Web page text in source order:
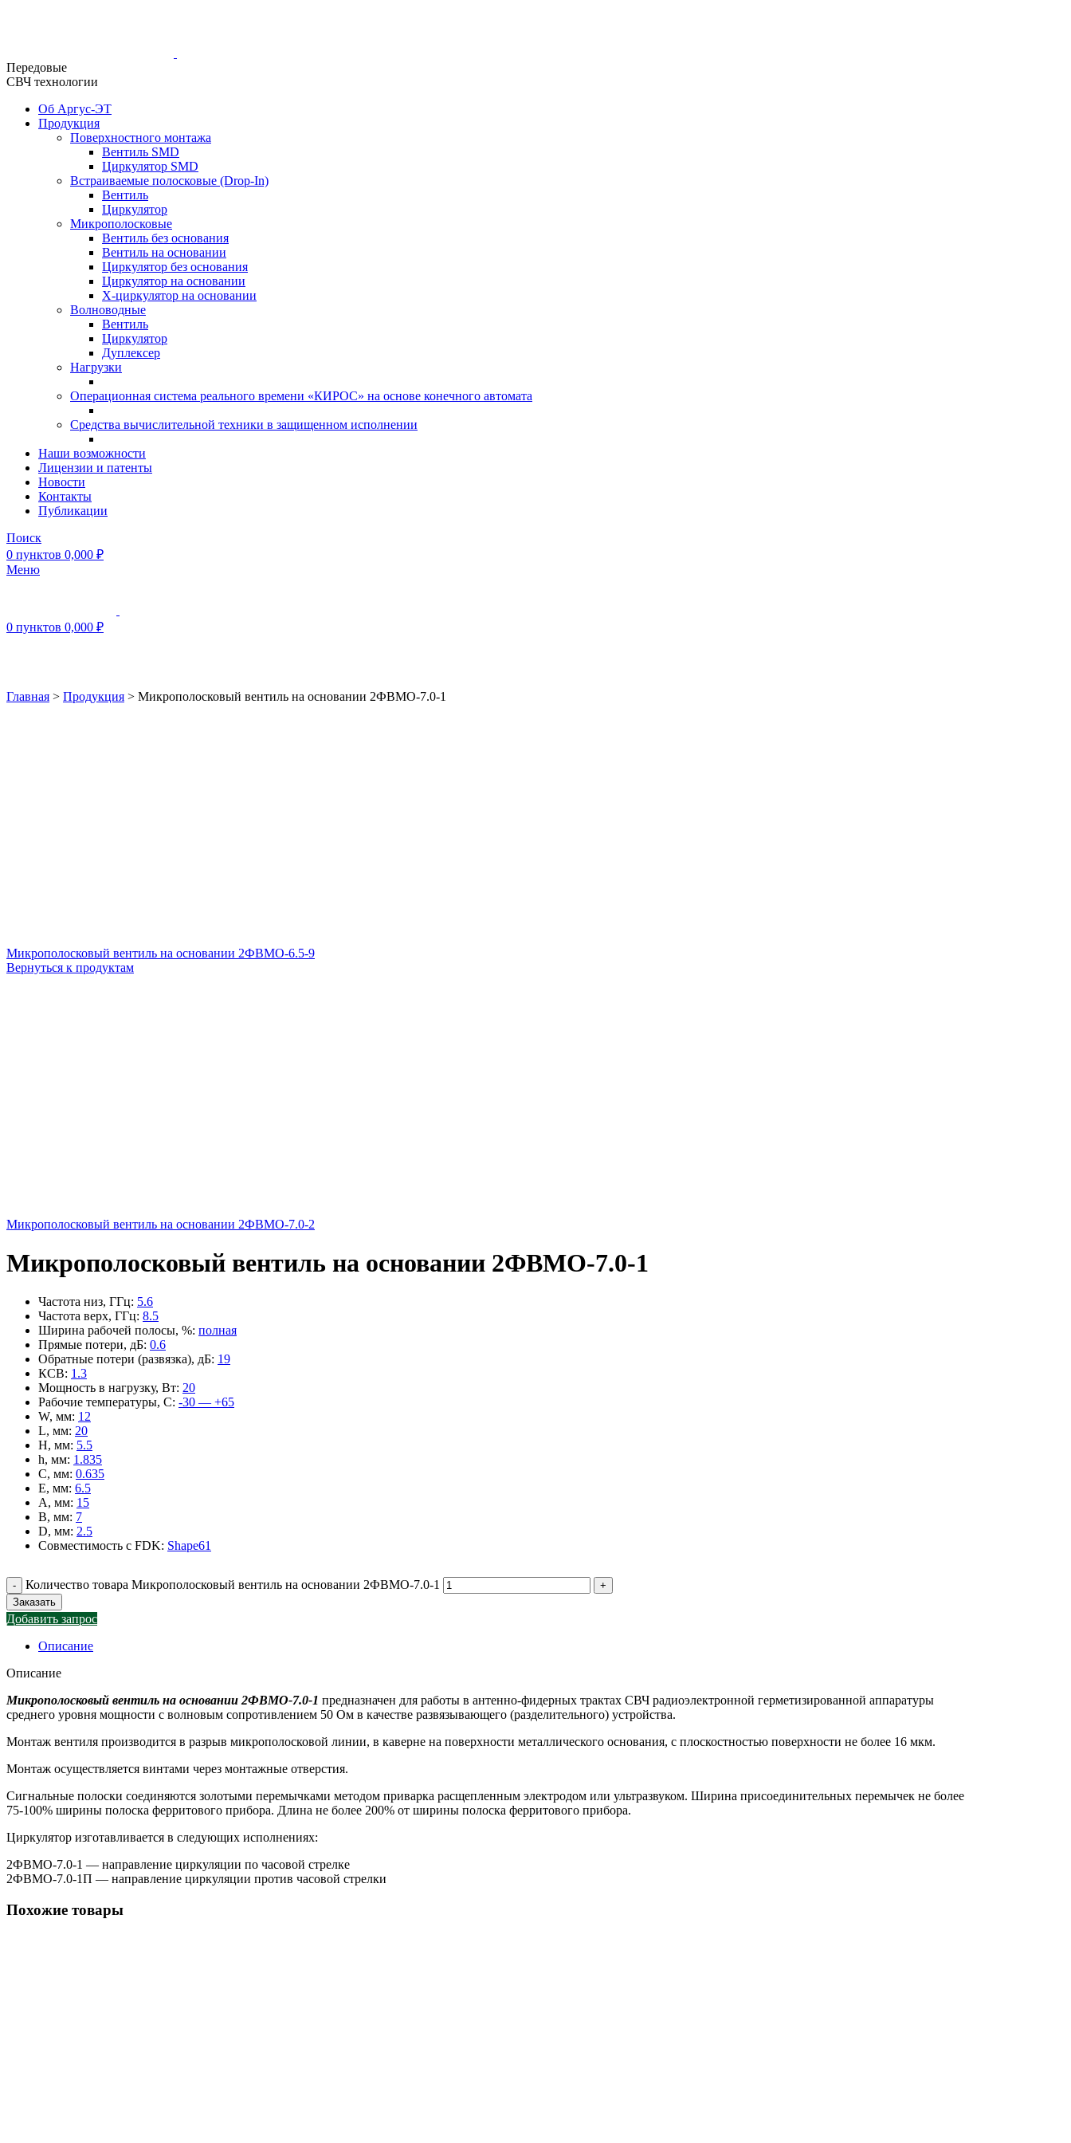
Передовые
СВЧ технологии
Об Аргус-ЭТ
Продукция
Поверхностного монтажа
Вентиль SMD
Циркулятор SMD
Встраиваемые полосковые (Drop-In)
Вентиль
Циркулятор
Микрополосковые
Вентиль без основания
Вентиль на основании
Циркулятор без основания
Циркулятор на основании
Х-циркулятор на основании
Волноводные
Вентиль
Циркулятор
Дуплексер
Нагрузки
Операционная система реального времени «КИРОС» на основе конечного автомата
Средства вычислительной техники в защищенном исполнении
Наши возможности
Лицензии и патенты
Новости
Контакты
Публикации
Поиск
0 пунктов 0,000 ₽
Меню
0 пунктов 0,000 ₽
Главная > Продукция > Микрополосковый вентиль на основании 2ФВМO-7.0-1
Микрополосковый вентиль на основании 2ФВМO-6.5-9
Вернуться к продуктам
Микрополосковый вентиль на основании 2ФВМO-7.0-2
Микрополосковый вентиль на основании 2ФВМO-7.0-1
Частота низ, ГГц: 5.6
Частота верх, ГГц: 8.5
Ширина рабочей полосы, %: полная
Прямые потери, дБ: 0.6
Обратные потери (развязка), дБ: 19
КСВ: 1.3
Мощность в нагрузку, Вт: 20
Рабочие температуры, С: -30 — +65
W, мм: 12
L, мм: 20
H, мм: 5.5
h, мм: 1.835
C, мм: 0.635
E, мм: 6.5
A, мм: 15
B, мм: 7
D, мм: 2.5
Совместимость с FDK: Shape61
Количество товара Микрополосковый вентиль на основании 2ФВМO-7.0-1
Заказать
Добавить запрос
Описание
Описание
Микрополосковый вентиль на основании 2ФВМO-7.0-1 предназначен для работы в антенно-фидерных трактах СВЧ радиоэлектронной герметизированной аппаратуры
среднего уровня мощности с волновым сопротивлением 50 Ом в качестве развязывающего (разделительного) устройства.
Монтаж вентиля производится в разрыв микрополосковой линии, в каверне на поверхности металлического основания, с плоскостностью поверхности не более 16 мкм.
Монтаж осуществляется винтами через монтажные отверстия.
Сигнальные полоски соединяются золотыми перемычками методом приварка расщепленным электродом или ультразвуком. Ширина присоединительных перемычек не более
75-100% ширины полоска ферритового прибора. Длина не более 200% от ширины полоска ферритового прибора.
Циркулятор изготавливается в следующих исполнениях:
2ФВМO-7.0-1 — направление циркуляции по часовой стрелке
2ФВМO-7.0-1П — направление циркуляции против часовой стрелки
Похожие товары